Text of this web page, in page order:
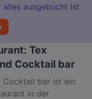
alles ausgebucht ist
Tex
Cocktail bar
Cocktail bar ist ein
in der